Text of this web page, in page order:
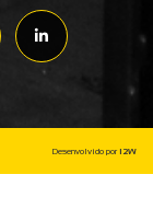
Desenvolvido por I2W